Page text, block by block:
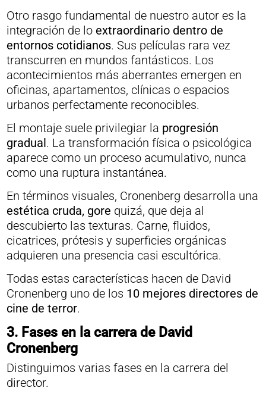
Otro rasgo fundamental de nuestro autor es la
integración de lo extraordinario dentro de
entornos cotidianos. Sus películas rara vez
transcurren en mundos fantásticos. Los
acontecimientos más aberrantes emergen en
oficinas, apartamentos, clínicas o espacios
urbanos perfectamente reconocibles.
El montaje suele privilegiar la progresión
gradual. La transformación física o psicológica
aparece como un proceso acumulativo, nunca
como una ruptura instantánea.
En términos visuales, Cronenberg desarrolla una
estética cruda, gore quizá, que deja al
descubierto las texturas. Carne, fluidos,
cicatrices, prótesis y superficies orgánicas
adquieren una presencia casi escultórica.
Todas estas características hacen de David
Cronenberg uno de los 10 mejores directores de
cine de terror.
3. Fases en la carrera de David
Cronenberg
Distinguimos varias fases en la carrera del
director.